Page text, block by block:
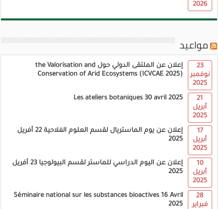
2026
مواعيد
إعلان عن الملتقى الدولي حول the Valorisation and
Conservation of Arid Ecosystems (ICVCAE 2025)
23
نوفمبر
2025
Les ateliers botaniques 30 avril 2025
21
أبريل
2025
إعلان عن يوم الماستريال لقسم العلوم الفلاحية 22 أفريل
2025
17
أبريل
2025
إعلان عن اليوم الدراسي للماستر لقسم البيولوجيا 23 أفريل
2025
10
أبريل
2025
Séminaire national sur les substances bioactives 16 Avril
2025
28
فبراير